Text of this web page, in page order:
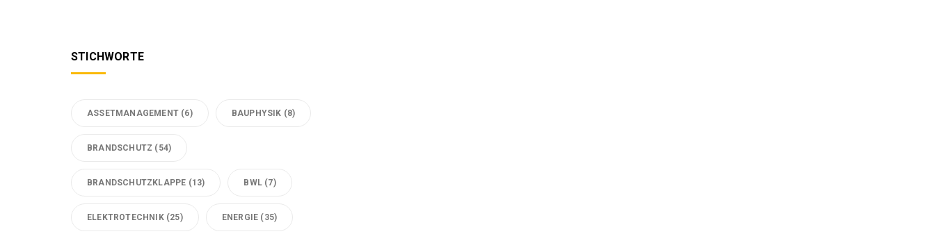
STICHWORTE
ASSETMANAGEMENT (6) BAUPHYSIK (8)
BRANDSCHUTZ (54)
BRANDSCHUTZKLAPPE (13) BWL (7)
ELEKTROTECHNIK(25) ENERGIE (35)